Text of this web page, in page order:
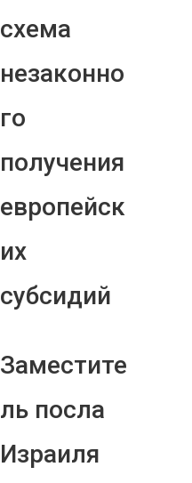
схема
незаконно
го
получения
европейск
их
субсидий
Заместите
ль посла
Израиля